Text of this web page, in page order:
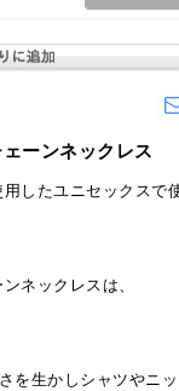
ーンネックレス
したユニセックスで
ネックレスは、
を生かしシャツやニ